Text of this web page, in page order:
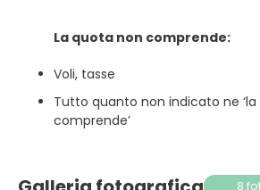
La quota non comprende:
Voli, tasse
Tutto quanto non indicato ne
comprende’
8